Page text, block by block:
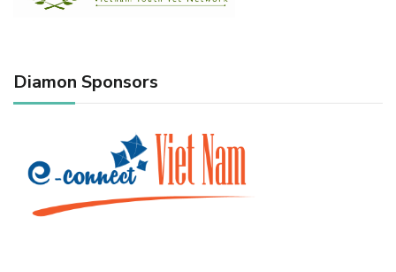
Diamon Sponsors